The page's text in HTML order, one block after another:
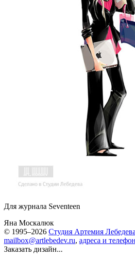
Для журнала Seventeen
Яна Москалюк
© 1995–2026 Студия Артемия Лебедева
mailbox@artlebedev.ru, адреса и
Заказать дизайн...